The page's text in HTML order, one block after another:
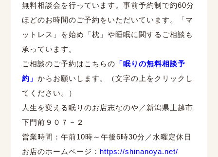
無料相談会を行っています。事前予約制で約60分
ほどのお時間のご予約をいただいています。「マ
ットレス」を始め「枕」や睡眠に関するご相談も
承っています。
ご相談のご予約はこちらの 「眠りの無料相談予
約」 からお願いします。（文字の上をクリックし
てください。）
人生を変える眠りのお店志なのや／新潟県上越市
下門前９０７－２
営業時間：午前10時～午後6時30分／水曜定休日
お店のホームページ： https://shinanoya.net/